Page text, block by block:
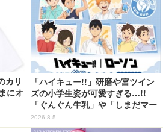
カリ
にオ
を
「ハイキュー!!」研磨や宮ツイン
ズの小学生姿が可愛すぎる…!!
「ぐんぐん牛乳」や「しまだマー
ト」デザインのグッズも!? ロー
ソン限定グッズが登場！
2026.8.5